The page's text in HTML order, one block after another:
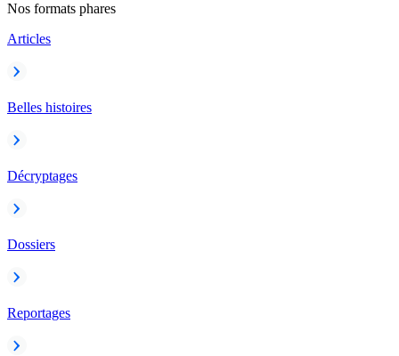
Nos formats phares
Articles
Belles histoires
Décryptages
Dossiers
Reportages